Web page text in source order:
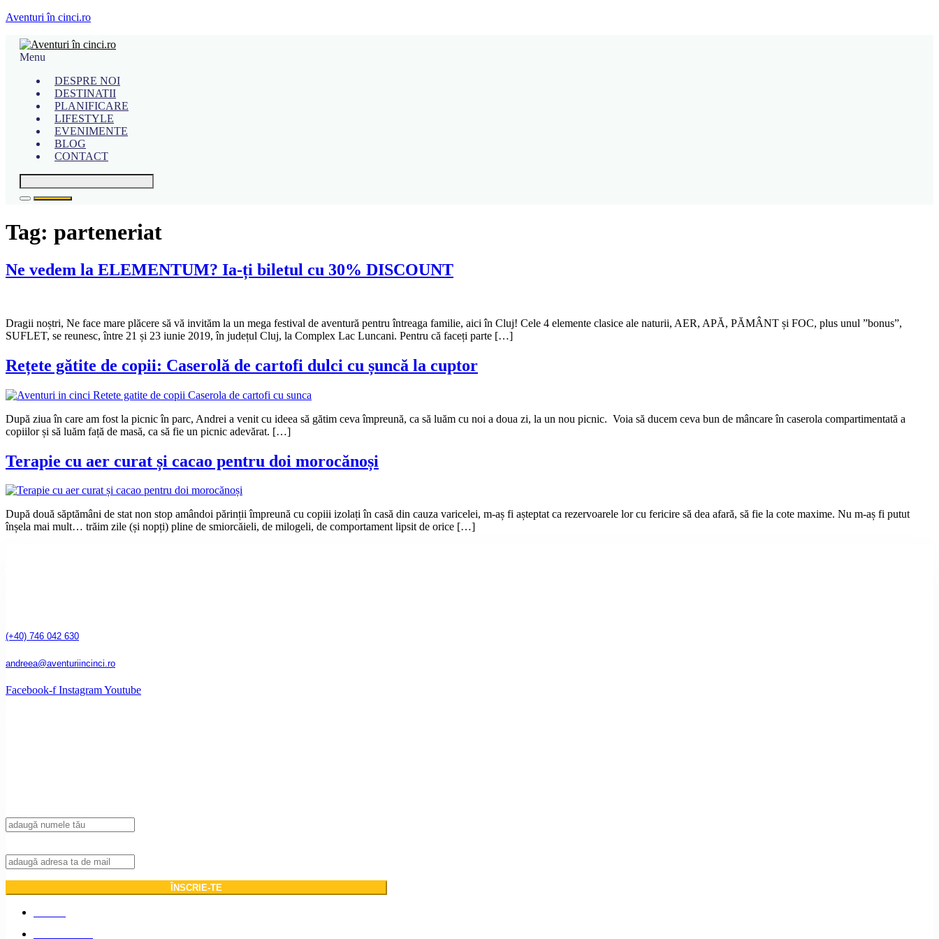
Aventuri în cinci.ro
Menu
DESPRE NOI
DESTINATII
PLANIFICARE
LIFESTYLE
EVENIMENTE
BLOG
CONTACT
Tag: parteneriat
Ne vedem la ELEMENTUM? Ia-ți biletul cu 30% DISCOUNT
Dragii noștri, Ne face mare plăcere să vă invităm la un mega festival de aventură pentru întreaga familie, aici în Cluj! Cele 4 elemente clasice ale naturii, AER, APĂ, PĂMÂNT și FOC, plus unul ”bonus”,
SUFLET, se reunesc, între 21 și 23 iunie 2019, în județul Cluj, la Complex Lac Luncani. Pentru că faceți parte […]
Rețete gătite de copii: Caserolă de cartofi dulci cu șuncă la cuptor
După ziua în care am fost la picnic în parc, Andrei a venit cu ideea să gătim ceva împreună, ca să luăm cu noi a doua zi, la un nou picnic. Voia să ducem ceva bun de mâncare în caserola compartimentată a
copiilor și să luăm față de masă, ca să fie un picnic adevărat. […]
Terapie cu aer curat și cacao pentru doi morocănoși
După două săptămâni de stat non stop amândoi părinții împreună cu copiii izolați în casă din cauza varicelei, m-aș fi așteptat ca rezervoarele lor cu fericire să dea afară, să fie la cote maxime. Nu m-aș fi putut
înșela mai mult… trăim zile (și nopți) pline de smiorcăieli, de milogeli, de comportament lipsit de orice […]
(+40) 746 042 630
andreea@aventuriincinci.ro
Facebook-f InstagramYoutube